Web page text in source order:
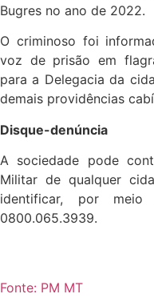
Bugres no ano de 2022.
O criminoso foi
voz de prisão em
para a Delegacia da
demais providências
Disque-denúncia
A sociedade pode
Militar de qualquer
identificar, por meio
0800.065.3939.
Fonte: PM MT